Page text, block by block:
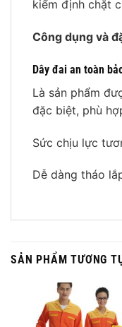
kiểm định chặt
Công dụng và
Dây đai an toàn
Là sản phẩm
đặc biệt, phù
Sức chịu lực
Dễ dàng tháo
SẢN PHẨM TƯƠNG